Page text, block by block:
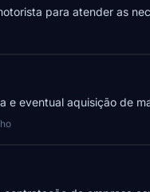
para atender as
e eventual aquisição de